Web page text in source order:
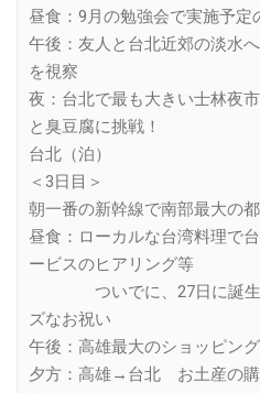
昼食：9月の勉強会で実施予定
午後：友人と台北近郊の淡水
を視察
夜：台北で最も大きい士林夜
と臭豆腐に挑戦！
台北（泊）
＜3日目＞
朝一番の新幹線で南部最大の都
昼食：ローカルな台湾料理で
ービスのヒアリング等
ついでに、27日に誕生日
ズなお祝い
午後：高雄最大のショッピン
夕方：高雄→台北 お土産の購